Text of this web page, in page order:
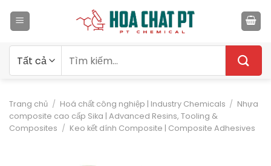
qua
kiếm:
Trang chủ / Hoá chất công nghiệp | Industry Chemicals / Nhựa
composite cao cấp Sika | Advanced Resins, Tooling &
Composites / Keo kết dính Composite | Composite Adhesives